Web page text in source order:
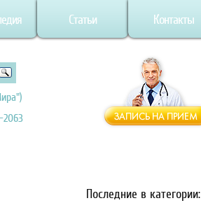
Статьи Контакты
2063
Последние в категории: